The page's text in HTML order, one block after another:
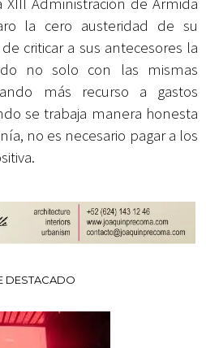
Administración de Armida
la cero austeridad de su
criticar a sus antecesores la
no solo con las mismas
más recurso a gastos
se trabaja manera honesta
no es necesario pagar a los
DESTACADO